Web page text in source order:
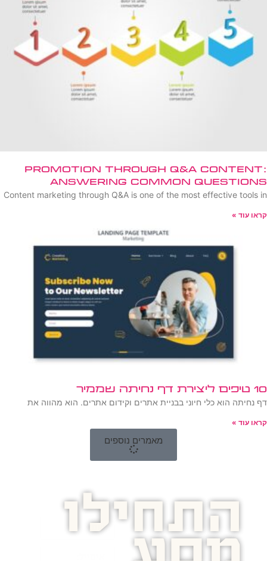
Promotion Through Q&A Content:
Answering Common Questions
Content marketing through Q&A is one of the most effective tools in
קראו עוד »
10 טיפים ליצירת דף נחיתה שממיר
דף נחיתה הוא כלי חיוני בבניית אתרים וקידום אתרים. הוא מהווה את
קראו עוד »
מאמרים נוספים
התחילו